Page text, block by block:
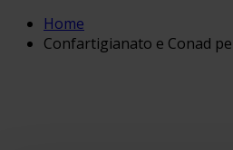
Home
Confartigianato e Conad